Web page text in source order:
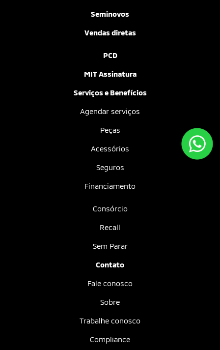
Seminovos
Vendas diretas
PCD
MIT Assinatura
Serviços e Benefícios
Agendar serviços
Peças
Acessórios
Seguros
Financiamento
Consórcio
Recall
Sem Parar
Contato
Fale conosco
Sobre
Trabalhe conosco
Compliance